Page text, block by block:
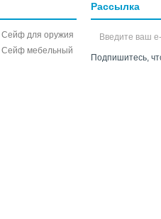
Сейф для оружия
Сейф мебельный
Рассылка
Подпишитесь,